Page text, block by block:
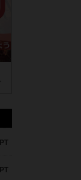
PT
PT